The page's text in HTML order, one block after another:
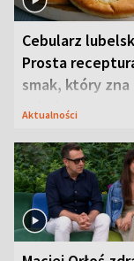
Cebularz
Prosta
smak, który zna
Lubelszczyzna
Aktualności